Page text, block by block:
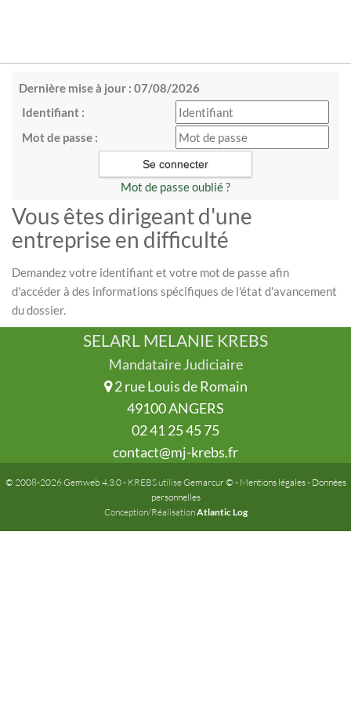
Dernière mise à jour : 07/08/2026
Identifiant :
Mot de passe :
Mot de passe oublié ?
Vous êtes dirigeant d'une
entreprise en difficulté
Demandez votre identifiant et votre mot de passe afin
d'accéder à des informations spécifiques de l'état d'avancement
du dossier.
SELARL MELANIE KREBS
Mandataire Judiciaire
2 rue Louis de Romain
49100 ANGERS
02 41 25 45 75
contact@mj-krebs.fr
© 2008-2026 Gemweb 4.3.0- KREBS utiliseGemarcur © - Mentions légales- Données
personnelles
Conception/RéalisationAtlantic Log